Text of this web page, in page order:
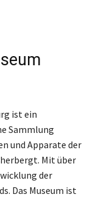
ist ein
Sammlung
und Apparate der
Mit über
der
Das Museum ist